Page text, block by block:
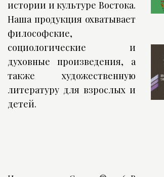
истории и культуре Востока.
Наша продукция охватывает
философские,
социологические и
духовные произведения, а
также художественную
литературу для взрослых и
детей.